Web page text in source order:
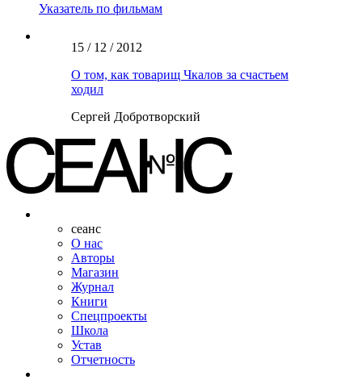
Указатель по фильмам
15 / 12 / 2012
О том, как товарищ Чкалов за счастьем
ходил
Сергей Добротворский
сеанс
О нас
Авторы
Магазин
Журнал
Книги
Спецпроекты
Школа
Устав
Отчетность